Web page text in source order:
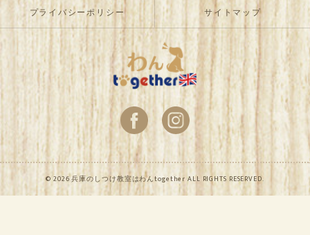
プライバシーポリシー サイトマップ
© 2026 兵庫のしつけ教室はわんtogether ALL RIGHTS RESERVED.